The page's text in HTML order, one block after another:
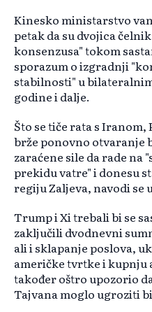
Kinesko ministarstvo
petak da su dvojica
konsenzusa" tokom
sporazum o izgradnji
stabilnosti" u
godine i dalje.
Što se tiče rata s Iranom,
brže ponovno otvaranje
zaraćene sile da rade
prekidu vatre" i donesu
regiju Zaljeva, navodi se
Trump i Xi trebali bi se
zaključili dvodnevni
ali i sklapanje poslova,
američke tvrtke i kupnju
također oštro upozorio
Tajvana moglo ugroziti